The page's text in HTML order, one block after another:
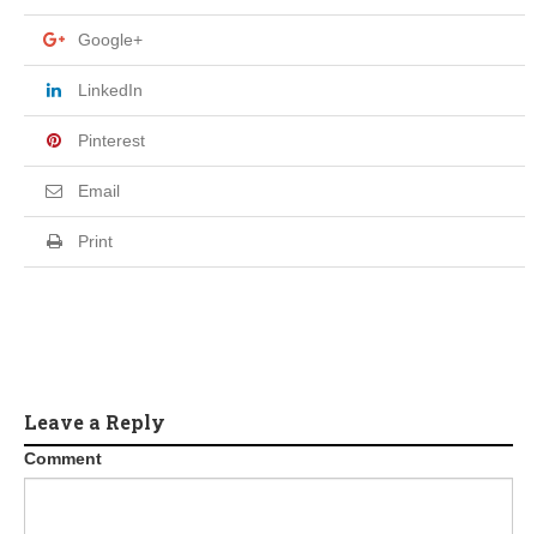
Google+
LinkedIn
Pinterest
Email
Print
Leave a Reply
Comment